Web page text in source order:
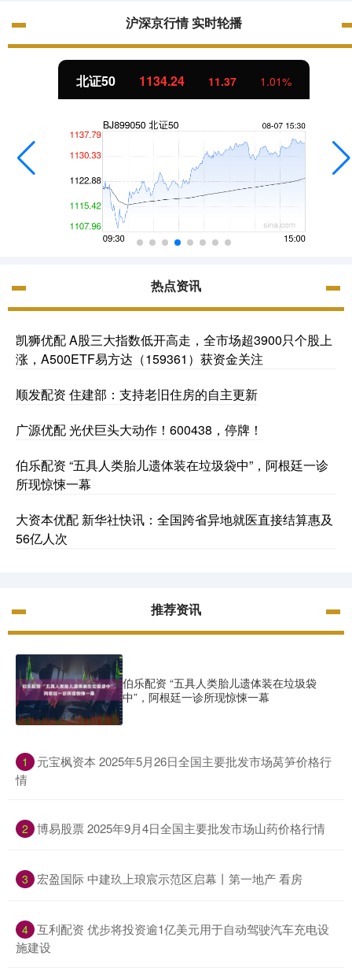
沪深京行情 实时轮播
北证50 1134.24 11.37 1.01%
热点资讯
凯狮优配 A股三大指数低开高走，全市场超3900只个股上
涨，A500ETF易方达（159361）获资金关注
顺发配资 住建部：支持老旧住房的自主更新
广源优配 光伏巨头大动作！600438，停牌！
伯乐配资 “五具人类胎儿遗体装在垃圾袋中”，阿根廷一诊
所现惊悚一幕
大资本优配 新华社快讯：全国跨省异地就医直接结算惠及
56亿人次
推荐资讯
伯乐配资 “五具人类胎儿遗体装在垃圾袋
中”，阿根廷一诊所现惊悚一幕
1
​元宝枫资本 2025年5月26日全国主要批发市场莴笋价格行
情
2 ​博易股票 2025年9月4日全国主要批发市场山药价格行情
3 ​宏盈国际 中建玖上琅宸示范区启幕丨第一地产 看房
4 ​互利配资 优步将投资逾1亿美元用于自动驾驶汽车充电设
施建设